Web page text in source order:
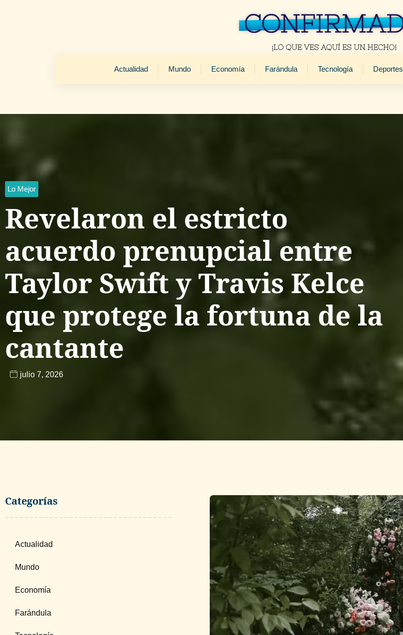
Actualidad Mundo Economía Farándula Tecnología Deportes
Lo Mejor
Revelaron el estricto
acuerdo prenupcial entre
Taylor Swift y Travis Kelce
que protege la fortuna de la
cantante
julio 7, 2026
Categorías
Actualidad
Mundo
Economía
Farándula